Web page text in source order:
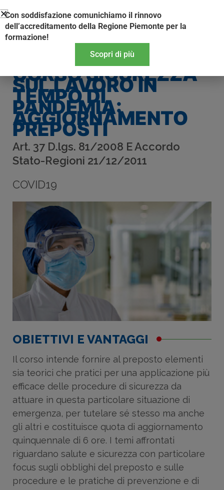
al
contenuto
CORSO SICUREZZA
SUL LAVORO IN
TEMPO DI
PANDEMIA:
AGGIORNAMENTO
PREPOSTI
Art. 37 D.lgs. 81/2008 E Accordo
Stato-Regioni 21/12/2011
COVID19
OBIETTIVI E VANTAGGI
Il corso intende fornire al preposto elementi
sia teorici che pratici per una applicazione più
efficace delle procedure di sicurezza da
attuare in questa particolare situazione di
emergenza, per tutelare sé stesso ma anche
gli altri e costituisce quota di aggiornamento
quinquennale di 6 ore. I temi affrontati
riguardano salute e sicurezza con particolare
focus sugli obblighi del preposto e sulle
procedure e le pratiche di prevenzione e di
Con soddisfazione comunichiamo il rinnovo
dell’accreditamento della Regione Piemonte per la
formazione!
Scopri di più